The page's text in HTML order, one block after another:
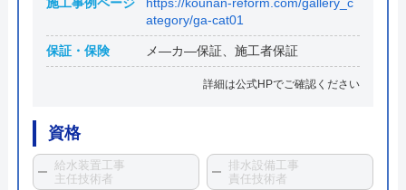
ategory/ga-cat01
保証・保険 メ―カ―保証、施工者保証
詳細は公式HPでご確認ください
資格
給水装置工事
主任技術者
排水設備工事
責任技術者